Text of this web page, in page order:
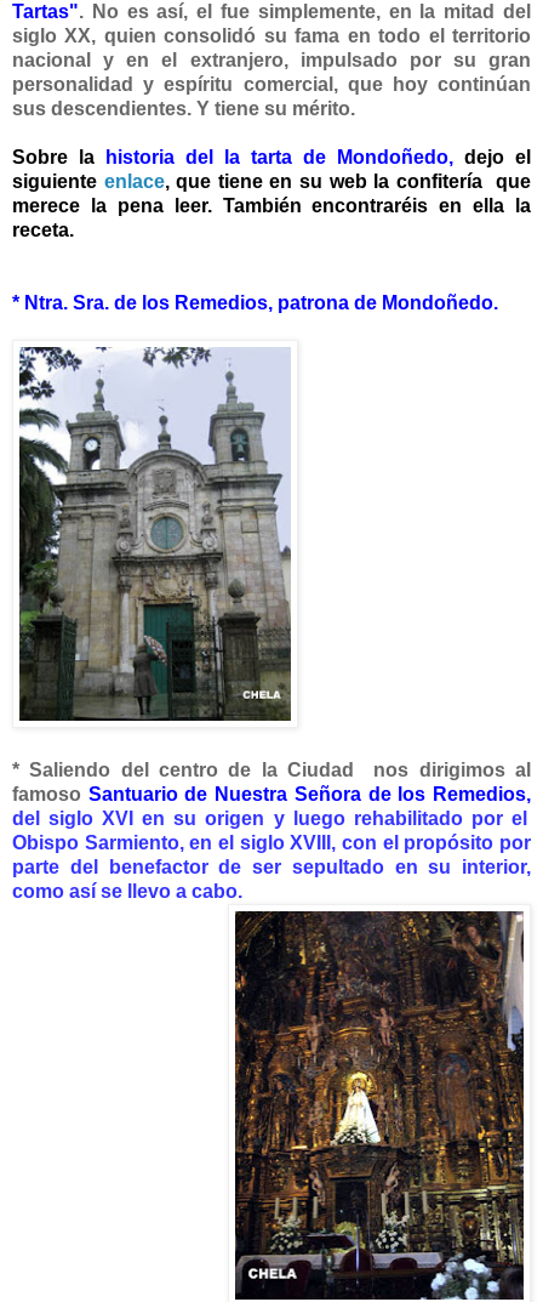
Tartas". No es así, el fue simplemente, en la mitad del
siglo XX, quien consolidó su fama en todo el territorio
nacional y en el extranjero, impulsado por su gran
personalidad y espíritu comercial, que hoy continúan
sus descendientes. Y tiene su mérito.
Sobre la historia del la tarta de Mondoñedo, dejo el
siguiente enlace, que tiene en su web la confitería
que
merece la pena leer. También encontraréis en ella la
receta.
* Ntra. Sra. de los Remedios, patrona de Mondoñedo.
* Saliendo del centro de la Ciudad nos dirigimos al
famoso Santuario de Nuestra Señora de los Remedios,
del siglo XVI en su origen y luego rehabilitado por el
Obispo Sarmiento, en el siglo XVIII, con el propósito por
parte del benefactor de ser sepultado en su interior,
como así se llevo a cabo.